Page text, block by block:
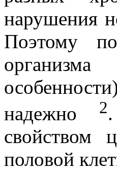
нарушения
Поэтому
надежно
2
свойством
половой